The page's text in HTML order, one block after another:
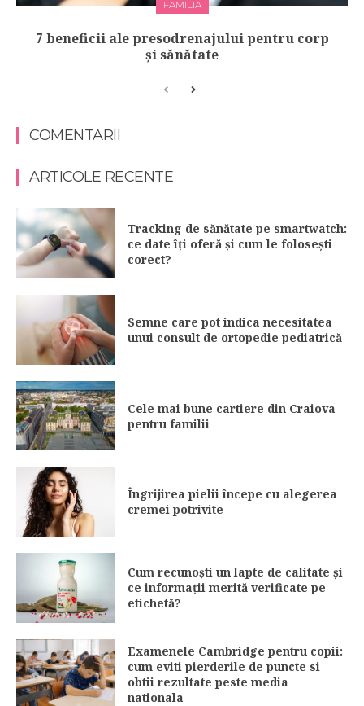
FAMILIA
7 beneficii ale presodrenajului pentru corp
și sănătate
COMENTARII
ARTICOLE RECENTE
Tracking de sănătate pe smartwatch:
ce date îți oferă și cum le folosești
corect?
Semne care pot indica necesitatea
unui consult de ortopedie pediatrică
Cele mai bune cartiere din Craiova
pentru familii
Îngrijirea pielii începe cu alegerea
cremei potrivite
Cum recunoști un lapte de calitate și
ce informații merită verificate pe
etichetă?
Examenele Cambridge pentru copii:
cum eviti pierderile de puncte si
obtii rezultate peste media
nationala